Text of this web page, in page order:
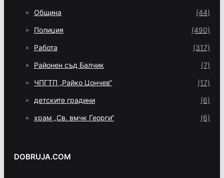
Община (44)
Полиция (490)
Работа (317)
Районен съд Балчик (7)
ЧПГТП „Райко Цончев“ (17)
детските градини (6)
храм „Св. вмчк Георги“ (6)
DOBRUJA.COM